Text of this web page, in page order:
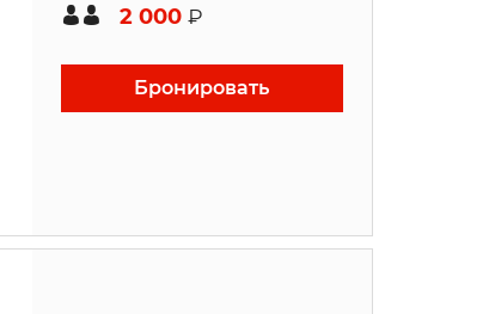
2 000 ₽
Бронировать